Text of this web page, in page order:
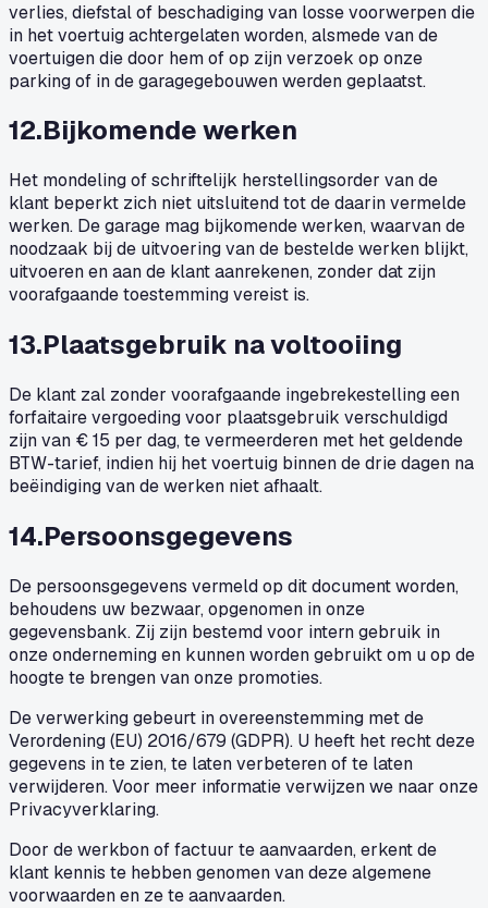
verlies, diefstal of beschadiging van losse voorwerpen die
in het voertuig achtergelaten worden, alsmede van de
voertuigen die door hem of op zijn verzoek op onze
parking of in de garagegebouwen werden geplaatst.
12.Bijkomende werken
Het mondeling of schriftelijk herstellingsorder van de
klant beperkt zich niet uitsluitend tot de daarin vermelde
werken. De garage mag bijkomende werken, waarvan de
noodzaak bij de uitvoering van de bestelde werken blijkt,
uitvoeren en aan de klant aanrekenen, zonder dat zijn
voorafgaande toestemming vereist is.
13.Plaatsgebruik na voltooiing
De klant zal zonder voorafgaande ingebrekestelling een
forfaitaire vergoeding voor plaatsgebruik verschuldigd
zijn van € 15 per dag, te vermeerderen met het geldende
BTW-tarief, indien hij het voertuig binnen de drie dagen na
beëindiging van de werken niet afhaalt.
14.Persoonsgegevens
De persoonsgegevens vermeld op dit document worden,
behoudens uw bezwaar, opgenomen in onze
gegevensbank. Zij zijn bestemd voor intern gebruik in
onze onderneming en kunnen worden gebruikt om u op de
hoogte te brengen van onze promoties.
De verwerking gebeurt in overeenstemming met de
Verordening (EU) 2016/679 (GDPR). U heeft het recht deze
gegevens in te zien, te laten verbeteren of te laten
verwijderen. Voor meer informatie verwijzen we naar onze
Privacyverklaring.
Door de werkbon of factuur te aanvaarden, erkent de
klant kennis te hebben genomen van deze algemene
voorwaarden en ze te aanvaarden.